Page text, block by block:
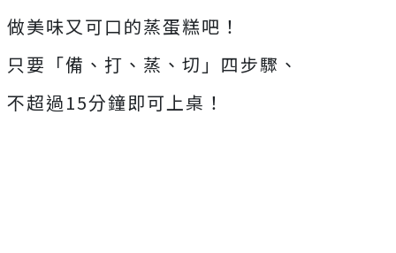
做美味又可口的蒸蛋糕吧！
只要「備、打、蒸、切」四步驟、
不超過15分鐘即可上桌！